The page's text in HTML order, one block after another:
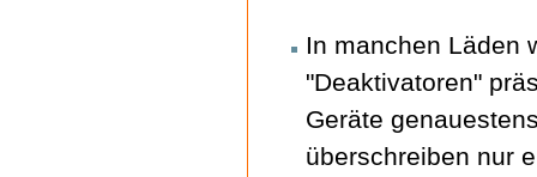
In manchen Läden
"Deaktivatoren"
Geräte
überschreiben nur